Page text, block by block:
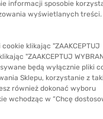
informacji sposobie
wyświetlanych treści.
klikając "ZAAKCEPTUJ
"ZAAKCEPTUJ
będą wyłącznie pliki
Sklepu, korzystanie z
również dokonać wyboru
wchodząc w “Chcę